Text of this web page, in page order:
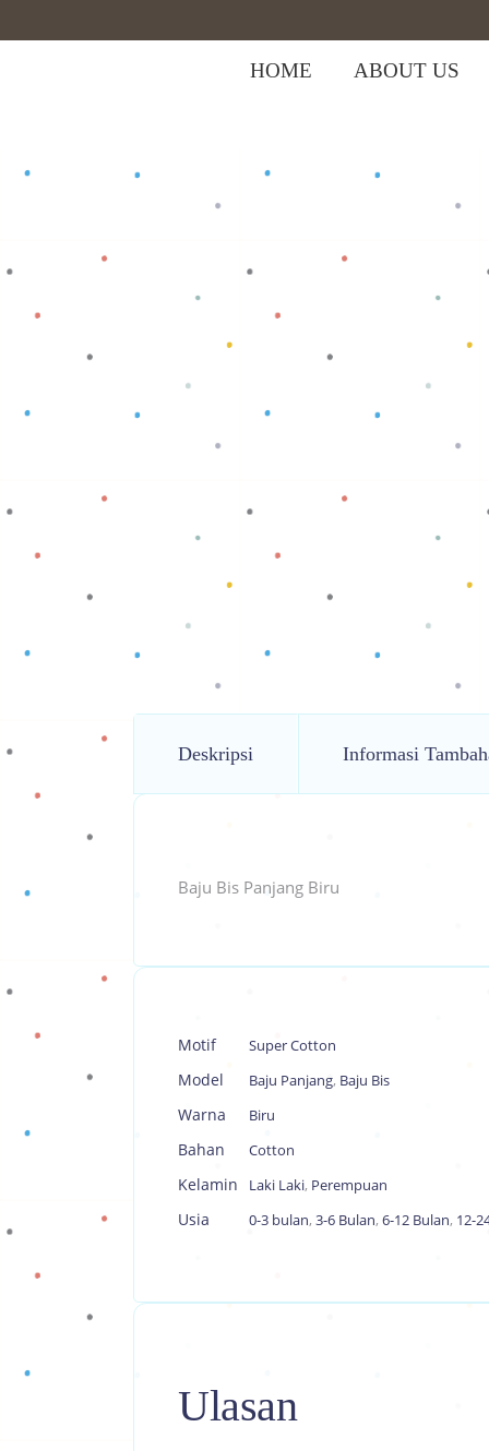
HOME ABOUT US
Shop> ,Tops
Deskripsi Informasi
Baju Bis Panjang Biru
Motif Super Cotton
Model Baju Panjang, Baju Bis
Warna Biru
Bahan Cotton
Kelamin Laki Laki, Perempuan
Usia 0-3 bulan, 3-6 Bulan, 6-12 Bulan, 12-
Ulasan